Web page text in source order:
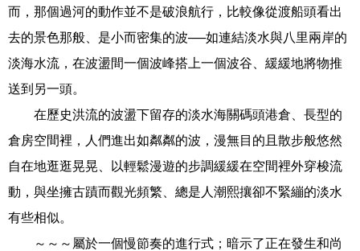
而，那個過河的動作並不是破浪航行，比較像從渡船頭看出
去的景色那般、是小而密集的波──如連結淡水與八里兩岸的
淡海水流，在波盪間一個波峰搭上一個波谷、緩緩地將物推
送到另一頭。
在歷史洪流的波盪下留存的淡水海關碼頭港倉、長型的
倉房空間裡，人們進出如粼粼的波，漫無目的且散步般悠然
自在地逛逛晃晃、以輕鬆漫遊的步調緩緩在空間裡外穿梭流
動，與坐擁古蹟而觀光頻繁、總是人潮熙攘卻不緊繃的淡水
有些相似。
～～～屬於一個慢節奏的進行式；暗示了正在發生和尚